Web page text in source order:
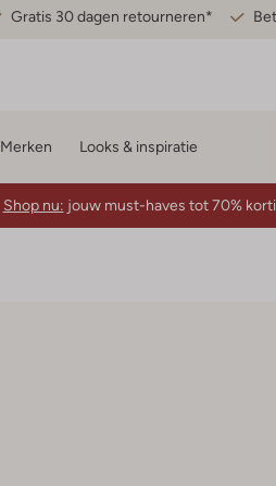
Gratis 30 dagen retourneren*
Merken Looks & inspiratie
Shop nu: jouw must-haves tot 70%